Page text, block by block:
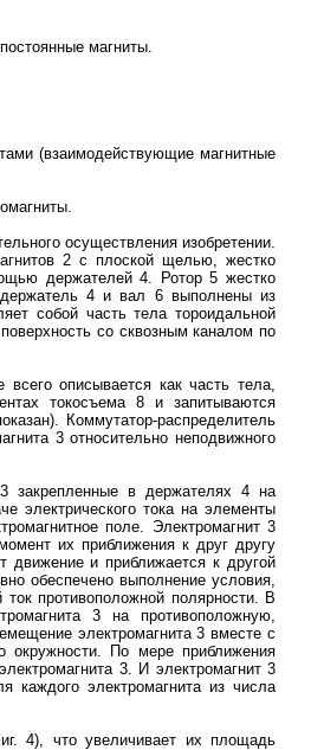
магниты.
(взаимодействующие магнитные
осуществления изобретении.
2 с плоской щелью, жестко
держателей 4. Ротор 5 жестко
4 и вал 6 выполнены из
собой часть тела тороидальной
со сквозным каналом по
описывается как часть тела,
токосъема 8 и запитываются
Коммутатор-распределитель
3 относительно неподвижного
закрепленные в держателях 4 на
электрического тока на элементы
поле. Электромагнит 3
их приближения к друг другу
движение и приближается к другой
обеспечено выполнение условия,
противоположной полярности. В
3 на противоположную,
электромагнита 3 вместе с
окружности. По мере приближения
3. И электромагнит 3
каждого электромагнита из числа
4), что увеличивает их площадь